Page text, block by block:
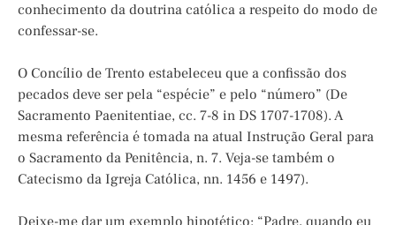
conhecimento da doutrina católica a respeito do modo de
confessar-se.
O Concílio de Trento estabeleceu que a confissão dos
pecados deve ser pela “espécie” e pelo “número” (De
Sacramento Paenitentiae, cc. 7-8 in DS 1707-1708). A
mesma referência é tomada na atual Instrução Geral para
o Sacramento da Penitência, n. 7. Veja-se também o
Catecismo da Igreja Católica, nn. 1456 e 1497).